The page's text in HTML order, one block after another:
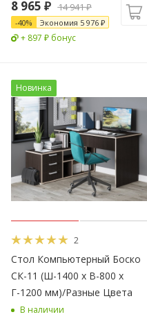
8 965 ₽ 14 941₽
-40% Экономия 5 976₽
+ 897 ₽ бонус
Новинка
2
Стол Компьютерный Боско
СК-11 (Ш-1400 х В-800 х
Г-1200 мм)/Разные Цвета
В наличии